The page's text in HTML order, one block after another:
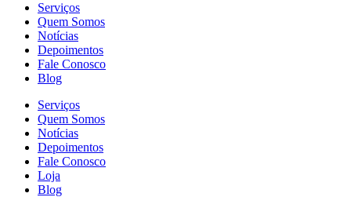
Serviços
Quem Somos
Notícias
Depoimentos
Fale Conosco
Blog
Serviços
Quem Somos
Notícias
Depoimentos
Fale Conosco
Loja
Blog